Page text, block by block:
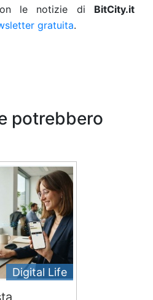
le notizie di BitCity.it
gratuita.
potrebbero
Digital Life